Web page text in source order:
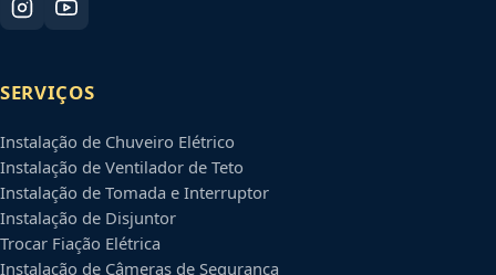
SERVIÇOS
Instalação de Chuveiro Elétrico
Instalação de Ventilador de Teto
Instalação de Tomada e Interruptor
Instalação de Disjuntor
Trocar Fiação Elétrica
Instalação de Câmeras de Segurança